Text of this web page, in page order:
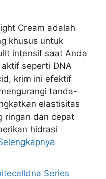
Cream adalah
khusus untuk
intensif saat Anda
seperti DNA
krim ini efektif
tanda-
elastisitas
ringan dan cepat
hidrasi
Series